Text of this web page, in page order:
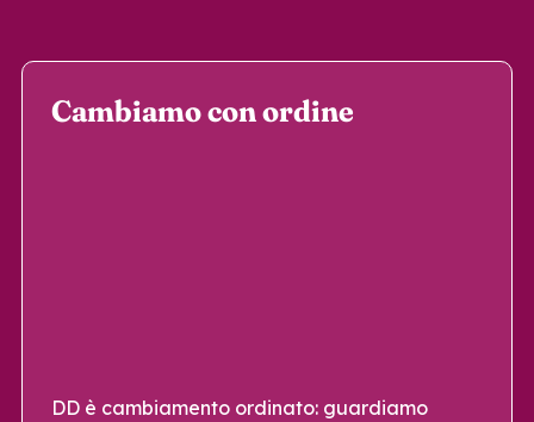
Cambiamo con ordine
DD è cambiamento ordinato: guardiamo